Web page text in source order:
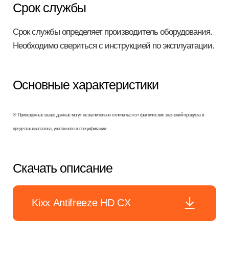
Срок службы
Срок службы определяет производитель оборудования.
Необходимо свериться с инструкцией по эксплуатации.
Основные характеристики
※ Приведенные выше данные могут незначительно отличаться от фактических значений продукта в
пределах диапазона, указанного в спецификации.
Скачать описание
Kixx Antifreeze HD CX